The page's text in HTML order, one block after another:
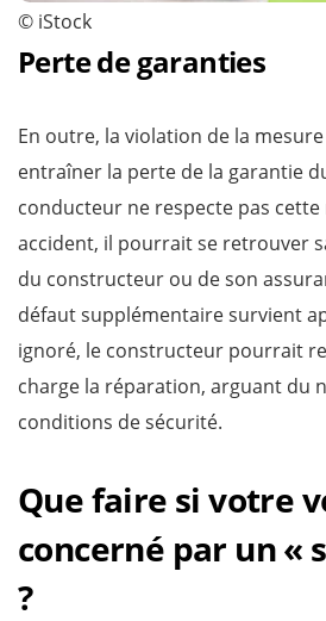
© iStock
Perte de garanties
En outre, la violation de la
entraîner la perte de la garantie
conducteur ne respecte pas
accident, il pourrait se retrouver
du constructeur ou de son
défaut supplémentaire survient
ignoré, le constructeur pourrait
charge la réparation, arguant du
conditions de sécurité.
Que faire si votre
concerné par un «
?